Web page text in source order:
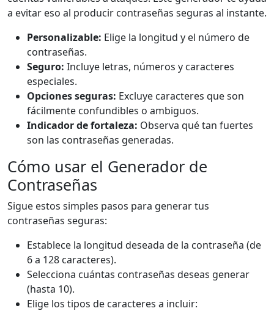
a evitar eso al producir contraseñas seguras al instante.
Personalizable: Elige la longitud y el número de
contraseñas.
Seguro: Incluye letras, números y caracteres
especiales.
Opciones seguras: Excluye caracteres que son
fácilmente confundibles o ambiguos.
Indicador de fortaleza: Observa qué tan fuertes
son las contraseñas generadas.
Cómo usar el Generador de
Contraseñas
Sigue estos simples pasos para generar tus
contraseñas seguras:
Establece la longitud deseada de la contraseña (de
6 a 128 caracteres).
Selecciona cuántas contraseñas deseas generar
(hasta 10).
Elige los tipos de caracteres a incluir: